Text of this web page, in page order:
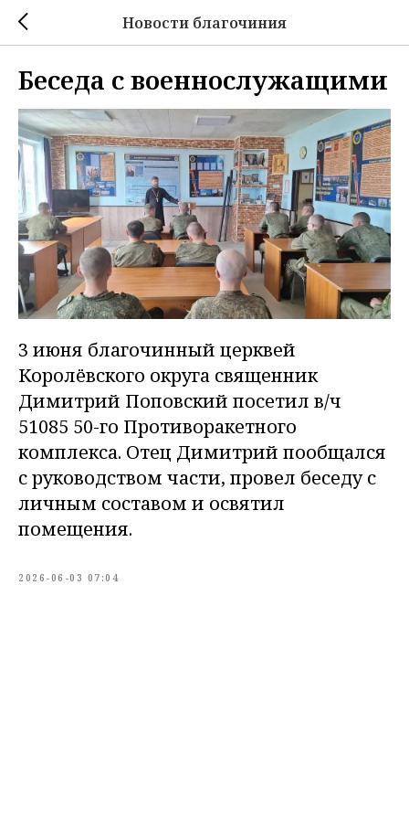
Новости благочиния
Беседа с военнослужащими
3 июня благочинный церквей
Королёвского округа священник
Димитрий Поповский посетил в/ч
51085 50-го Противоракетного
комплекса. Отец Димитрий пообщался
с руководством части, провел беседу с
личным составом и освятил
помещения.
2026-06-03 07:04